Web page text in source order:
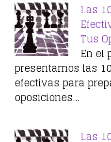
Las
Tus
En el
presentamos las
efectivas para
oposiciones…
Las